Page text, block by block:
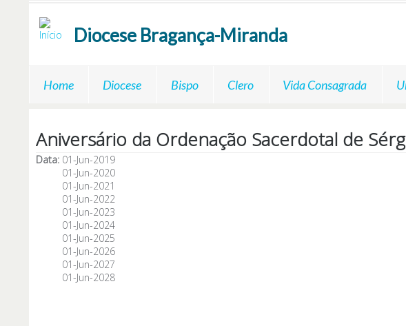
Diocese Bragança-Miranda
Home Diocese Bispo Clero Vida Consagrada
Aniversário da Ordenação Sacerdotal de
Data: 01-Jun-2019
01-Jun-2020
01-Jun-2021
01-Jun-2022
01-Jun-2023
01-Jun-2024
01-Jun-2025
01-Jun-2026
01-Jun-2027
01-Jun-2028